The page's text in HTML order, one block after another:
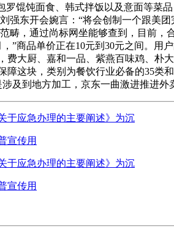
罗馄饨面食、韩式拌饭以及意面等菜
强东开会婉言：“将会创制一个跟美
畴，通过尚标网坐能够查到，目前
”商品单价正在10元到30元之间。用
费大厨、嘉和一品、紫燕百味鸡、朴
障这块，类别为餐饮行业必备的35类
及到地方加工，京东一曲激进推进
于应急办理的主要阐述》为沉
宣传用
于应急办理的主要阐述》为沉
宣传用